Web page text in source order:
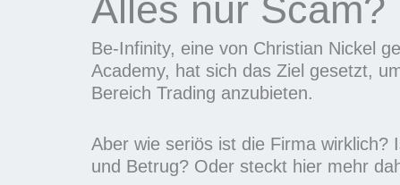
t
e
m
5
v
Alles nur Scam?
Be-Infinity, eine von Christian Nickel
Academy, hat sich das Ziel gesetzt,
Bereich Trading anzubieten.
Aber wie seriös ist die Firma wirklich?
und Betrug? Oder steckt hier mehr